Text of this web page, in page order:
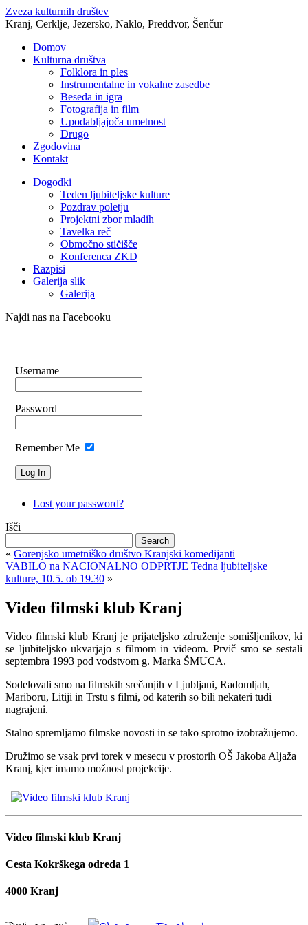
Zveza kulturnih društev
Kranj, Cerklje, Jezersko, Naklo, Preddvor, Šenčur
Domov
Kulturna društva
Folklora in ples
Instrumentalne in vokalne zasedbe
Beseda in igra
Fotografija in film
Upodabljajoča umetnost
Drugo
Zgodovina
Kontakt
Dogodki
Teden ljubiteljske kulture
Pozdrav poletju
Projektni zbor mladih
Tavelka reč
Območno stičišče
Konferenca ZKD
Razpisi
Galerija slik
Galerija
Najdi nas na Facebooku
Username
Password
Remember Me
Lost your password?
Išči
« Gorenjsko umetniško društvo Kranjski komedijanti
VABILO na NACIONALNO ODPRTJE Tedna ljubiteljske
kulture, 10.5. ob 19.30 »
Video filmski klub Kranj
Video filmski klub Kranj je prijateljsko združenje somišljenikov, ki
se ljubiteljsko ukvarjajo s filmom in videom. Prvič smo se sestali
septembra 1993 pod vodstvom g. Marka ŠMUCA.
Sodelovali smo na filmskih srečanjih v Ljubljani, Radomljah,
Mariboru, Litiji in Trstu s filmi, od katerih so bili nekateri tudi
nagrajeni.
Stalno spremljamo filmske novosti in se tako sprotno izobražujemo.
Družimo se vsak prvi torek v mesecu v prostorih OŠ Jakoba Aljaža
Kranj, kjer imamo možnost projekcije.
Video filmski klub Kranj
Cesta Kokrškega odreda 1
4000 Kranj